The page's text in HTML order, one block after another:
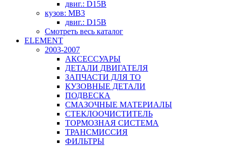
двиг.: D15B
кузов: MB3
двиг.: D15B
Смотреть весь каталог
ELEMENT
2003-2007
АКСЕССУАРЫ
ДЕТАЛИ ДВИГАТЕЛЯ
ЗАПЧАСТИ ДЛЯ ТО
КУЗОВНЫЕ ДЕТАЛИ
ПОДВЕСКА
СМАЗОЧНЫЕ МАТЕРИАЛЫ
СТЕКЛООЧИСТИТЕЛЬ
ТОРМОЗНАЯ СИСТЕМА
ТРАНСМИССИЯ
ФИЛЬТРЫ